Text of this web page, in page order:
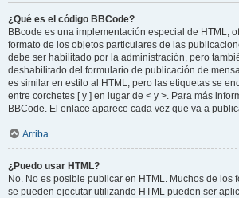
¿Qué es el código BBCode?
BBcode es una implementación especial de HTML,
formato de los objetos particulares de las
debe ser habilitado por la administración, pero
deshabilitado del formulario de publicación de
es similar en estilo al HTML, pero las etiquetas se
entre corchetes [ y ] en lugar de < y >. Para más
BBCode. El enlace aparece cada vez que va a
Arriba
¿Puedo usar HTML?
No. No es posible publicar en HTML. Muchos de los
se pueden ejecutar utilizando HTML pueden ser